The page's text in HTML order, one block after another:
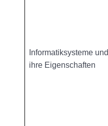
Informatiksysteme und
ihre Eigenschaften